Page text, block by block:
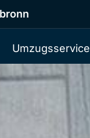
Umzugsservice